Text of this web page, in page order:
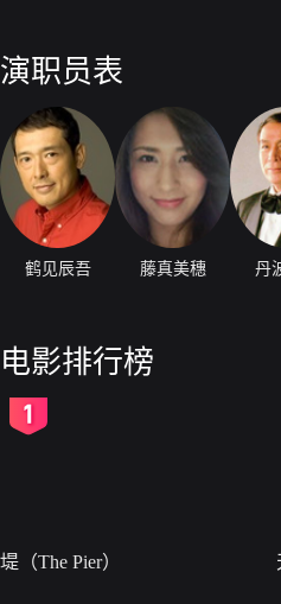
演职员表
鹤见辰吾 藤真美穗 丹
电影排行榜
堤（The Pier）